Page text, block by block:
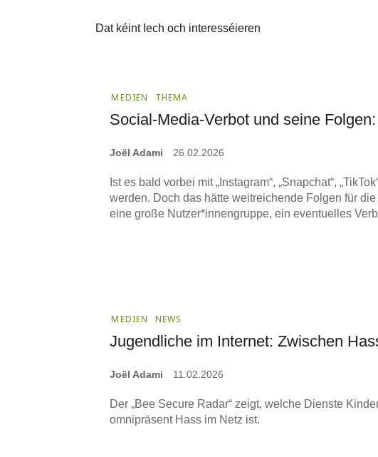
Dat kéint Iech och interesséieren
MEDIEN THEMA
Social-Media-Verbot und seine
Joël Adami 26.02.2026
Ist es bald vorbei mit „Instagram“, „Snapchat“,
werden. Doch das hätte weitreichende Folgen für
eine große Nutzer*innengruppe, ein eventuelles
MEDIEN NEWS
Jugendliche im Internet: Zwischen
Joël Adami 11.02.2026
Der „Bee Secure Radar“ zeigt, welche Dienste
omnipräsent Hass im Netz ist.